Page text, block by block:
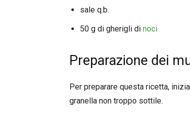
sale q.b.
50 g di gherigli di noci
Preparazione dei
Per preparare questa ricetta,
granella non troppo sottile.